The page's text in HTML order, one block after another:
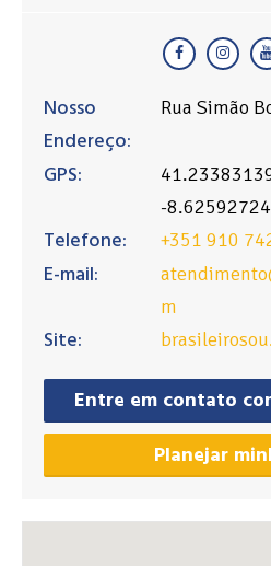
Nosso
Endereço:
Rua Simão
GPS:
-
Telefone: +351 910
E-mail:
m
Site:
Entre em contato
Planejar